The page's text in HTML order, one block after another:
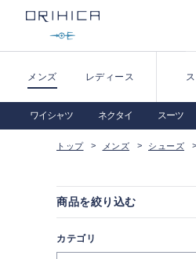
メンズ レディース
ワイシャツ ネクタイ スーツ
トップ メンズ シューズ
商品を絞り込む
カテゴリ